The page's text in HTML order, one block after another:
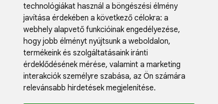
technológiákat használ a böngészési élmény
javítása érdekében a következő célokra: a
webhely alapvető funkcióinak engedélyezése,
hogy jobb élményt nyújtsunk a weboldalon,
termékeink és szolgáltatásaink iránti
érdeklődésének mérése, valamint a marketing
interakciók személyre szabása, az Ön számára
relevánsabb hirdetések megjelenítése.